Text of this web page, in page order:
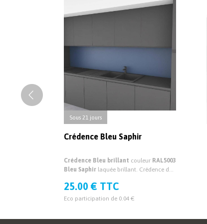
Sous 21 jours
Crédence Bleu Saphir
Crédence Bleu brillant couleur RAL5003
Bleu Saphirlaquée brillant. Crédence de
25.00 € TTC
Eco participation de 0.04 €